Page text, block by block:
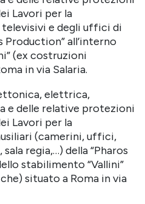
Lavori per la
e degli uffici di
Production” all’interno
(ex costruzioni
in via Salaria.
elettrica,
e delle relative protezioni
Lavori per la
(camerini, uffici,
regia,…) della “Pharos
stabilimento “Vallini”
situato a Roma in via